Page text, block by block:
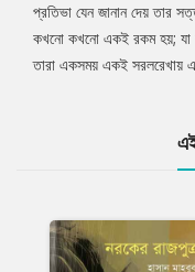
Article
প্রতিভা যেন জানান দেয় তার
কখনো কখনো একই রকম হয়; যা
তারা একসময় একই সরলরেখায়